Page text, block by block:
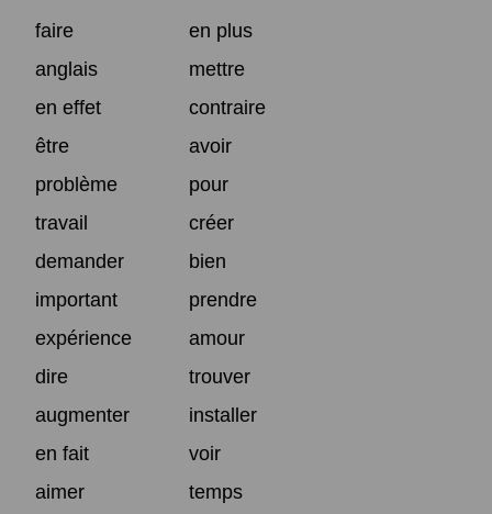
faire
en plus
anglais
mettre
en effet
contraire
être
avoir
problème
pour
travail
créer
demander
bien
important
prendre
expérience
amour
dire
trouver
augmenter
installer
en fait
voir
aimer
temps